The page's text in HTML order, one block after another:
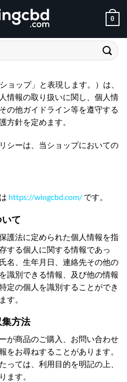
0
ョップ」と表現します。）は、
情報の取り扱いに関し、個人情
の他ガイドライン等を遵守する
方針を定めます。
シーは、当ショップにおいての
https://wingcbd.com/ です。
て
護法に定められた個人情報を指
する個人に関する情報であっ
名、生年月日、連絡先その他の
識別できる情報、及び他の情報
定の個人を識別することができ
す。
方法
が商品のご購入、お問い合わせ
をお尋ねすることがあります。
っては、利用目的を明記の上、
ます。